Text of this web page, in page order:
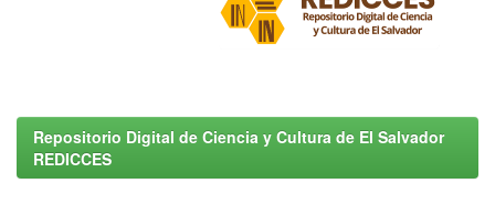
Repositorio Digital de Ciencia y Cultura de El Salvador
REDICCES